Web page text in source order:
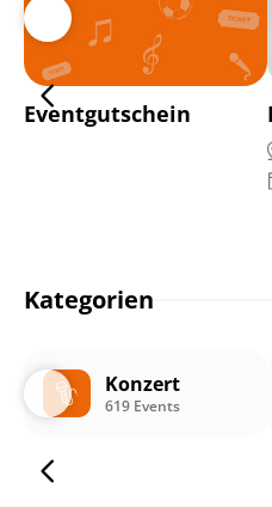
Eventgutschein
Kategorien
Konzert
619 Events